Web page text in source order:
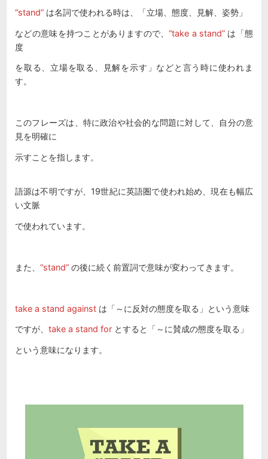
“stand” は名詞で使われる時は、「立場、態度、見解、姿勢」
などの意味を持つことがありますので、“take a stand” は「態
度
を取る、立場を取る、見解を示す」などと言う時に使われま
す。
このフレーズは、特に政治や社会的な問題に対して、自分の意
見を明確に
示すことを指します。
語源は不明ですが、19世紀に英語圏で使われ始め、現在も幅広
い文脈
で使われています。
また、 “stand” の後に続く前置詞で意味が変わってきます。
take a stand against は「～に反対の態度を取る」という意味
ですが、 take a stand for とすると「～に賛成の態度を取る」
という意味になります。